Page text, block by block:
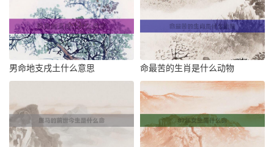
男命地支戌土什么意思 命最苦的生肖是什么动物